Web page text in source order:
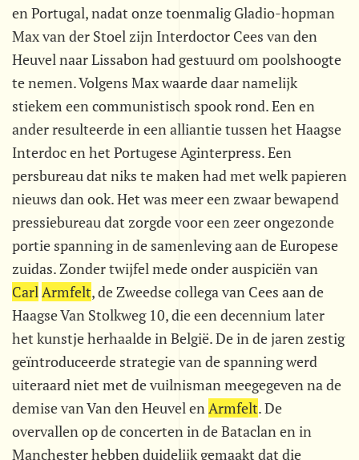
en Portugal, nadat onze toenmalig Gladio-hopman
Max van der Stoel zijn Interdoctor Cees van den
Heuvel naar Lissabon had gestuurd om poolshoogte
te nemen. Volgens Max waarde daar namelijk
stiekem een communistisch spook rond. Een en
ander resulteerde in een alliantie tussen het Haagse
Interdoc en het Portugese Aginterpress. Een
persbureau dat niks te maken had met welk papieren
nieuws dan ook. Het was meer een zwaar bewapend
pressiebureau dat zorgde voor een zeer ongezonde
portie spanning in de samenleving aan de Europese
zuidas. Zonder twijfel mede onder auspiciën van
CarlArmfelt, de Zweedse collega van Cees aan de
Haagse Van Stolkweg 10, die een decennium later
het kunstje herhaalde in België. De in de jaren zestig
geïntroduceerde strategie van de spanning werd
uiteraard niet met de vuilnisman meegegeven na de
demise van Van den Heuvel enArmfelt. De
overvallen op de concerten in de Bataclan en in
Manchester hebben duidelijk gemaakt dat die